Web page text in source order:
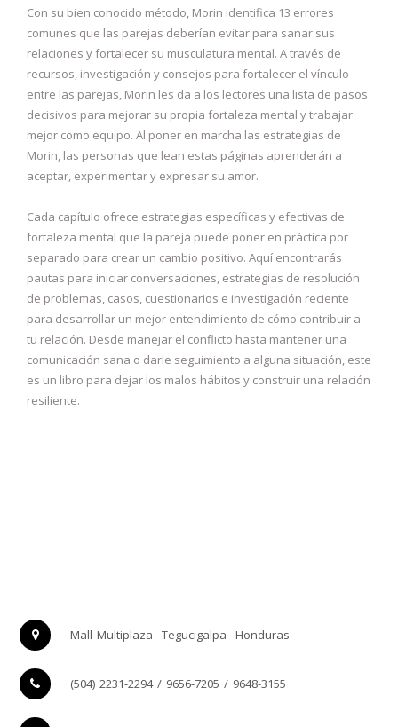
Con su bien conocido método, Morin identifica 13 errores
comunes que las parejas deberían evitar para sanar sus
relaciones y fortalecer su musculatura mental. A través de
recursos, investigación y consejos para fortalecer el vínculo
entre las parejas, Morin les da a los lectores una lista de pasos
decisivos para mejorar su propia fortaleza mental y trabajar
mejor como equipo. Al poner en marcha las estrategias de
Morin, las personas que lean estas páginas aprenderán a
aceptar, experimentar y expresar su amor.
Cada capítulo ofrece estrategias específicas y efectivas de
fortaleza mental que la pareja puede poner en práctica por
separado para crear un cambio positivo. Aquí encontrarás
pautas para iniciar conversaciones, estrategias de resolución
de problemas, casos, cuestionarios e investigación reciente
para desarrollar un mejor entendimiento de cómo contribuir a
tu relación. Desde manejar el conflicto hasta mantener una
comunicación sana o darle seguimiento a alguna situación, este
es un libro para dejar los malos hábitos y construir una relación
resiliente.
Mall Multiplaza Tegucigalpa Honduras
(504) 2231-2294 / 9656-7205 / 9648-3155